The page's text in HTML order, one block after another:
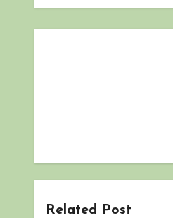
Related Post